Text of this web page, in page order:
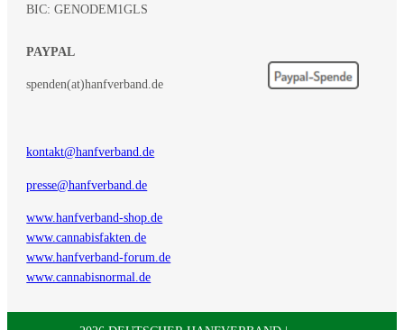
BIC: GENODEM1GLS
PAYPAL
spenden(at)hanfverband.de
kontakt@hanfverband.de
presse@hanfverband.de
www.hanfverband-shop.de
www.cannabisfakten.de
www.hanfverband-forum.de
www.cannabisnormal.de